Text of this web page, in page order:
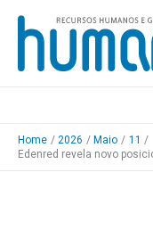
Skip
content
Home 2026 Maio
11
Edenred revela novo